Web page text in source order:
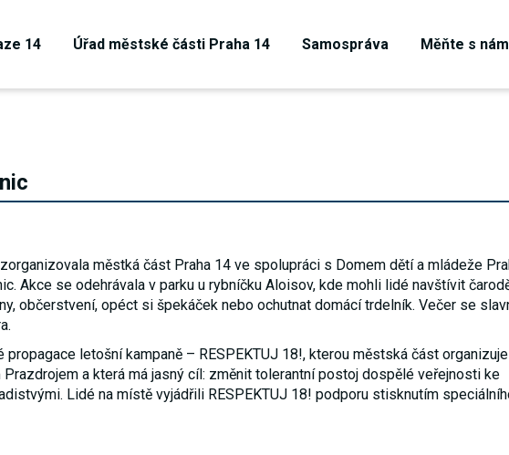
14 Úřad městské části Praha 14 Samospráva Měňte s
městká část Praha 14 ve spolupráci s Domem dětí a mládeže
Akce se odehrávala v parku u rybníčku Aloisov, kde mohli lidé navštívit
občerstvení, opéct si špekáček nebo ochutnat domácí trdelník. Večer se
propagace letošní kampaně – RESPEKTUJ 18!, kterou městská část organizuje
a která má jasný cíl: změnit tolerantní postoj dospělé veřejnosti ke
Lidé na místě vyjádřili RESPEKTUJ 18! podporu stisknutím
Technické
cookies
Technické